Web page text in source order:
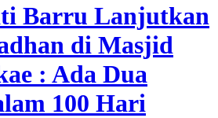
Barru Lanjutkan
di Masjid
: Ada Dua
100 Hari